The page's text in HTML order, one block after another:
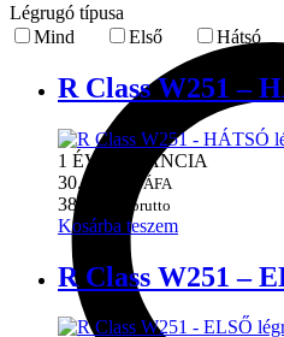
Légrugó típusa
Mind
Első Hátsó
R Class W251 –
1 ÉV GARANCIA
30.000
Ft + ÁFA
38.100 Ft brutto
Kosárba teszem
R Class W251 –